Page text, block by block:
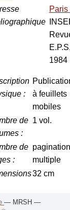
Paris
1984
:
à feuillets
mobiles
de
:
1 vol.
de
:
pagination
multiple
32 cm
— MRSH —